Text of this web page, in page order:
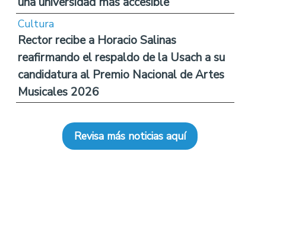
Cultura
Rector recibe a Horacio Salinas
reafirmando el respaldo de la Usach a su
candidatura al Premio Nacional de Artes
Musicales 2026
Revisa más noticias aquí